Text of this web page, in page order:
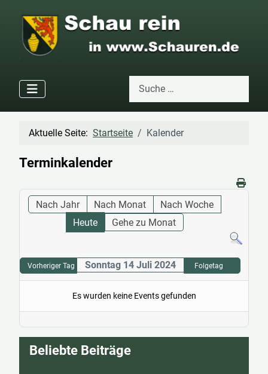
Suchen
Aktuelle Seite: Startseite Kalender
Terminkalender
Nach Jahr Nach Monat
Nach Woche
Heute
Gehe zu Monat
Vorheriger Tag Sonntag 14 Juli 2024 Folgetag
Es wurden keine Events gefunden
Beliebte Beiträge